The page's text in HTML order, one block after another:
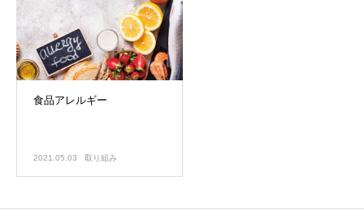
食品アレルギー
2021.05.03 取り組み